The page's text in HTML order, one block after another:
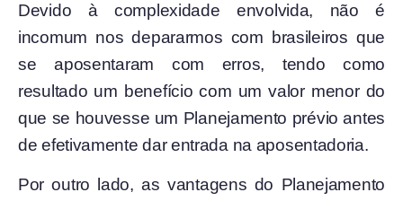
Devido à complexidade envolvida, não é
incomum nos depararmos com brasileiros que
se aposentaram com erros, tendo como
resultado um benefício com um valor menor do
que se houvesse um Planejamento prévio antes
de efetivamente dar entrada na aposentadoria.
Por outro lado, as vantagens do Planejamento